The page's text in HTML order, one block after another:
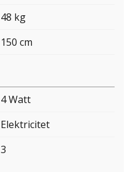
48 kg
150 cm
4 Watt
Elektricitet
3